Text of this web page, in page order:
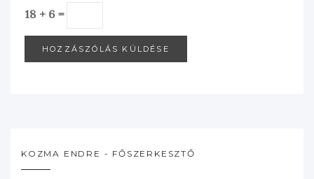
18 + 6 =
KOZMA ENDRE - FŐSZERKESZTŐ